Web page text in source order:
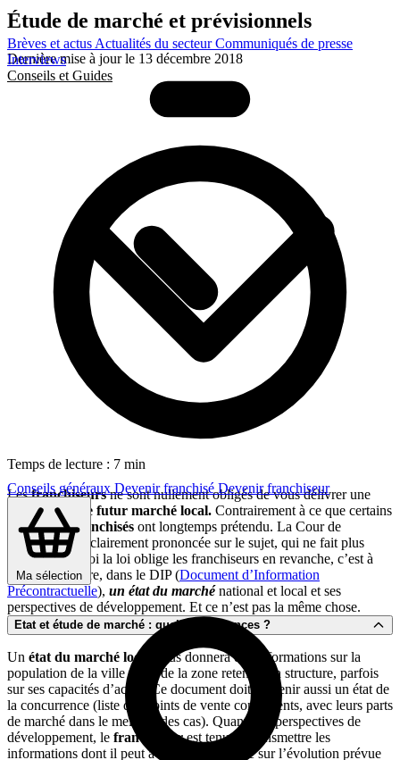
Brèves et actus Actualités du secteurCommuniqués de presse
Interviews
Conseils et Guides
Conseils généraux Devenir franchisé Devenir franchiseur
Ma sélection
Étude de marché et prévisionnels
Dernière mise à jour le 13 décembre 2018
Temps de lecture : 7 min
Lesfranchiseursne sont nullement obligés de vous délivrer une
étude de votre futur marché local. Contrairement à ce que certains
avocats de franchisés ont longtemps prétendu. La Cour de
cassation s’est clairement prononcée sur le sujet, qui ne fait plus
débat. Ce à quoi la loi oblige les franchiseurs en revanche, c’est à
vous transmettre, dans le DIP (Document d’Information
Précontractuelle), un état du marchénational et local et ses
perspectives de développement. Et ce n’est pas la même chose.
Etat et étude de marché : quelles différences ?
Un état du marché local
vous donnera des informations sur la
population de la ville voire de la zone retenue, sa structure, parfois
sur ses capacités d’achat. Ce document doit contenir aussi un état de
la concurrence (liste des points de vente concurrents, avec leurs parts
de marché dans le meilleur des cas). Quant aux perspectives de
développement, le franchiseurest tenu de transmettre les
informations dont il peut avoir connaissance sur l’évolution prévue